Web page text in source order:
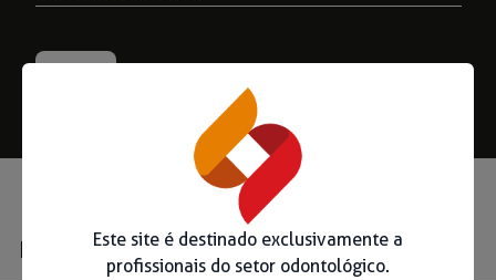
Ouse ser digital
INSTITUCIONAL
Este site é destinado exclusivamente a
profissionais do setor odontológico.